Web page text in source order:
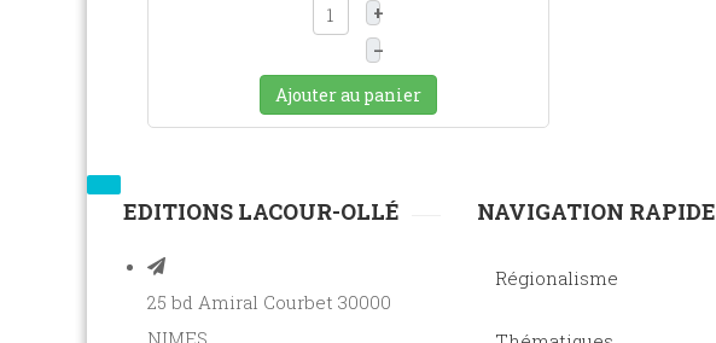
+
–
Ajouter au panier
EDITIONS LACOUR-OLLÉ
25 bd Amiral Courbet 30000
NIMES
NAVIGATION RAPIDE
Régionalisme